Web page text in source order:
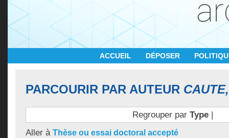
ACCUEIL DÉPOSER
PARCOURIR PAR AUTEUR
Regrouper par Type|
Aller à Thèse ou essai doctoral accepté